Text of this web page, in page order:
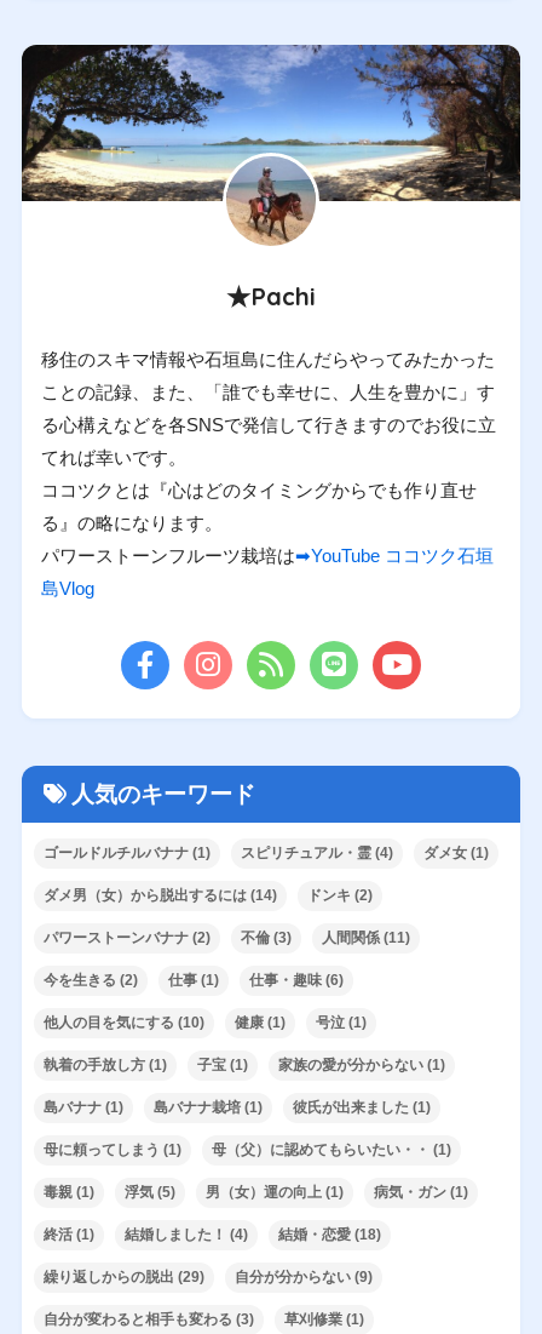
★Pachi
移住のスキマ情報や石垣島に住んだらやってみたかった
ことの記録、また、「誰でも幸せに、人生を豊かに」す
る心構えなどを各SNSで発信して行きますのでお役に立
てれば幸いです。
ココツクとは『心はどのタイミングからでも作り直せ
る』の略になります。
パワーストーンフルーツ栽培は➡YouTube ココツク石垣
島Vlog
人気のキーワード
ゴールドルチルバナナ(1) スピリチュアル・霊(4) ダメ女(1)
ダメ男（女）から脱出するには(14) ドンキ (2)
パワーストーンバナナ(2) 不倫(3) 人間関係(11)
今を生きる (2) 仕事(1) 仕事・趣味(6)
他人の目を気にする (10) 健康(1) 号泣(1)
執着の手放し方(1) 子宝(1) 家族の愛が分からない(1)
島バナナ(1) 島バナナ栽培(1) 彼氏が出来ました (1)
母に頼ってしまう (1) 母（父）に認めてもらいたい・・ (1)
毒親(1) 浮気(5) 男（女）運の向上(1) 病気・ガン(1)
終活(1) 結婚しました！ (4) 結婚・恋愛(18)
繰り返しからの脱出 (29) 自分が分からない(9)
自分が変わると相手も変わる (3) 草刈修業(1)